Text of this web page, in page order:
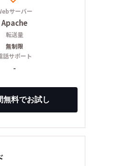
サーバー
Apache
転送量
無制限
話サポート
-